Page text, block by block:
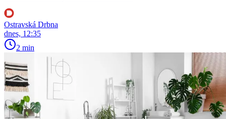
Ostravská Drbna
dnes, 12:35
2 min